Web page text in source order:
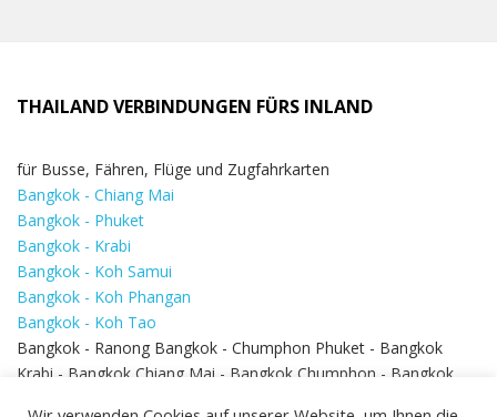
THAILAND VERBINDUNGEN FÜRS INLAND
für Busse, Fähren, Flüge und Zugfahrkarten
Bangkok - Chiang Mai
Bangkok - Phuket
Bangkok - Krabi
Bangkok - Koh Samui
Bangkok - Koh Phangan
Bangkok - Koh Tao
Bangkok - Ranong Bangkok - Chumphon Phuket - Bangkok
Krabi - Bangkok Chiang Mai - Bangkok Chumphon - Bangkok